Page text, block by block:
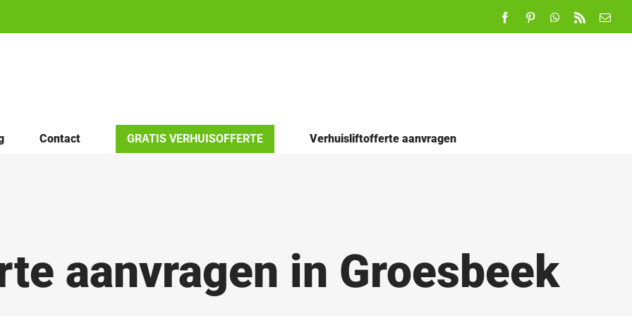
FacebookPinterestWhatsApp
Rss
E-
Contact GRATIS VERHUISOFFERTE Verhuisliftofferte aanvragen
aanvragen in Groesbeek